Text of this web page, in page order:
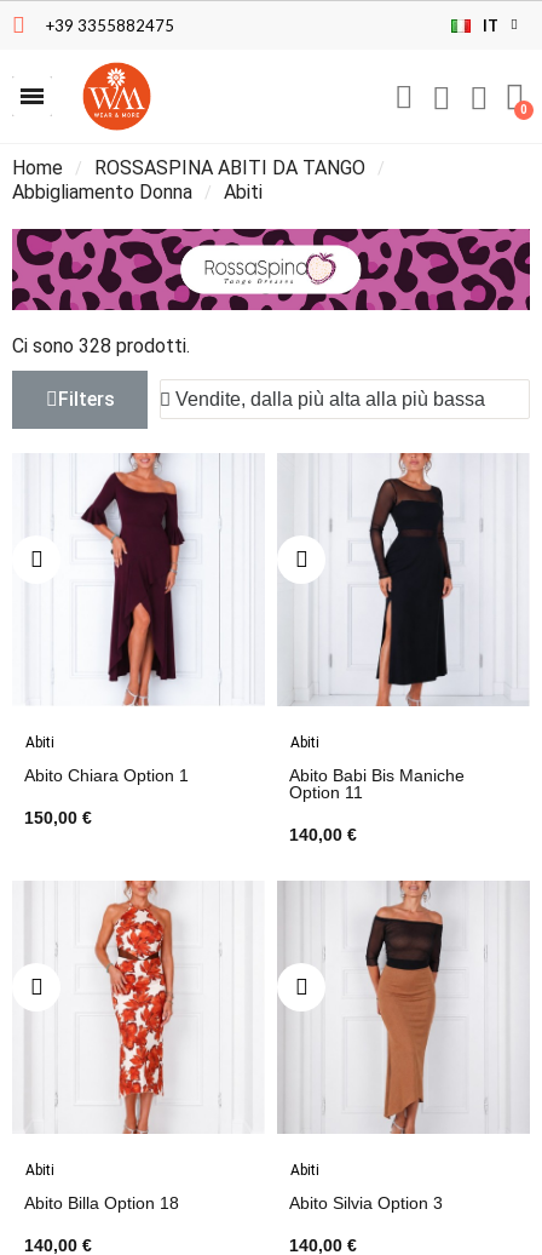
+39 3355882475 IT
Home
ROSSASPINA ABITI DA TANGO
Abbigliamento Donna
Abiti
Ci sono 328 prodotti.
Filters
Abiti
Abito Chiara Option 1
150,00 €
Abiti
Abito Babi Bis Maniche
Option 11
140,00 €
Abiti
Abito Billa Option 18
140,00 €
Abiti
Abito Silvia Option 3
140,00 €